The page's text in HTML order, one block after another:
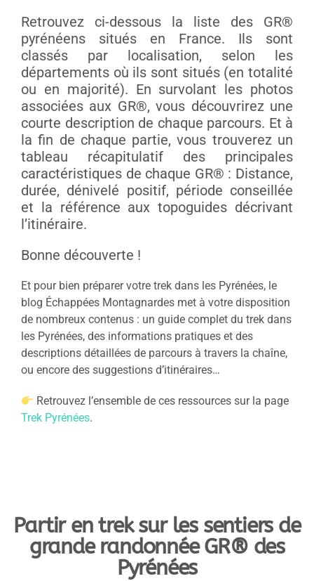
Retrouvez ci-dessous la liste des GR®
pyrénéens situés en France. Ils sont
classés par localisation, selon les
départements où ils sont situés (en totalité
ou en majorité). En survolant les photos
associées aux GR®, vous découvrirez une
courte description de chaque parcours. Et à
la fin de chaque partie, vous trouverez un
tableau récapitulatif des principales
caractéristiques de chaque GR® : Distance,
durée, dénivelé positif, période conseillée
et la référence aux topoguides décrivant
l’itinéraire.
Bonne découverte !
Et pour bien préparer votre trek dans les Pyrénées, le
blog Échappées Montagnardes met à votre disposition
de nombreux contenus : un guide complet du trek dans
les Pyrénées, des informations pratiques et des
descriptions détaillées de parcours à travers la chaîne,
ou encore des suggestions d’itinéraires…
Retrouvez l’ensemble de ces ressources sur la page
Trek Pyrénées.
Partir en trek sur les sentiers de
grande randonnée GR® des
Pyrénées